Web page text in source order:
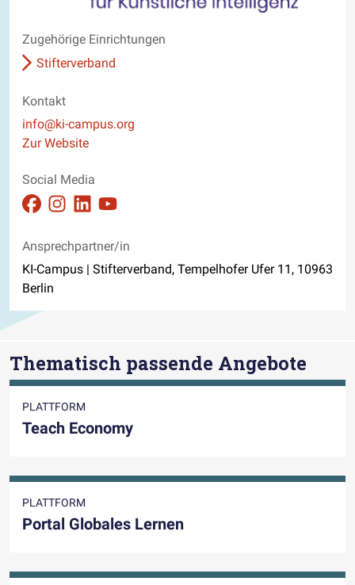
Zugehörige Einrichtungen
Stifterverband
Kontakt
E-Mail
info@ki-campus.org
Website
Zur Website
Social Media
Auftritt auf Facebook ansehen
Auftritt auf Instagram ansehen
Auftritt auf Linkedin ansehen
Auftritt auf Youtube ansehen
Ansprechpartner/in
KI-Campus | Stifterverband, Tempelhofer Ufer 11, 10963
Berlin
Thematisch passende Angebote
PLATTFORM
Teach Economy
PLATTFORM
Portal Globales Lernen